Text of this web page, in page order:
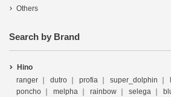
Others
Search by Brand
Hino
ranger
dutro profia super_dolphin
poncho
melpha rainbow selega